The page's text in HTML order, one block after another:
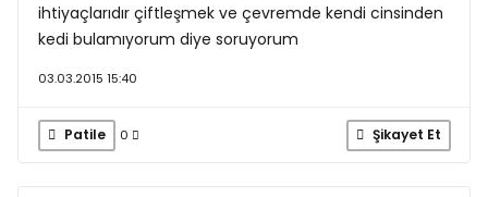
ihtiyaçlarıdır çiftleşmek ve çevremde kendi cinsinden
kedi bulamıyorum diye soruyorum
03.03.2015 15:40
Patile 0 Şikayet Et